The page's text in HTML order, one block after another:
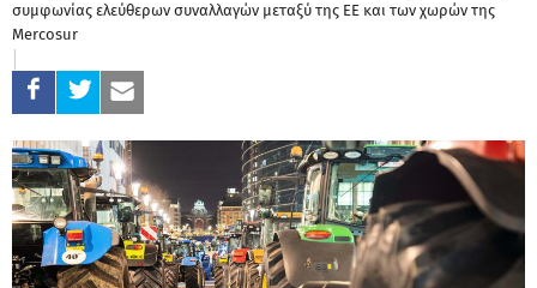
συμφωνίας ελεύθερων συναλλαγών μεταξύ της ΕΕ και των χωρών της
Mercosur